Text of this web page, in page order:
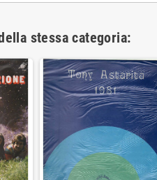
stessa categoria: